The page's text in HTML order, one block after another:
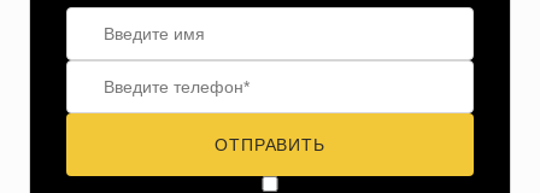
ОТПРАВИТЬ